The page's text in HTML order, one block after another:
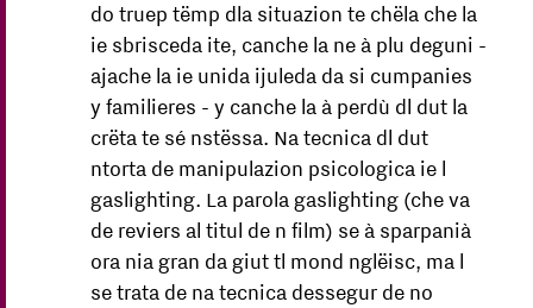
do truep tëmp dla situazion te chëla che la
ie sbrisceda ite, canche la ne à plu deguni -
ajache la ie unida ijuleda da si cumpanies
y familieres - y canche la à perdù dl dut la
crëta te sé nstëssa. Na tecnica dl dut
ntorta de manipulazion psicologica ie l
gaslighting. La parola gaslighting (che va
de reviers al titul de n film) se à sparpanià
ora nia gran da giut tl mond nglëisc, ma l
se trata de na tecnica dessegur de no